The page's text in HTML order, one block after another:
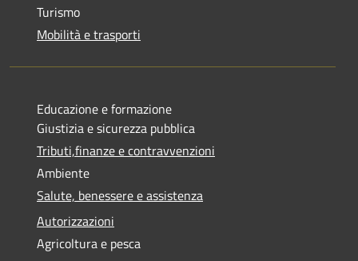
Turismo
Mobilità e trasporti
Educazione e formazione
Giustizia e sicurezza pubblica
Tributi,finanze e contravvenzioni
Ambiente
Salute, benessere e assistenza
Autorizzazioni
Agricoltura e pesca